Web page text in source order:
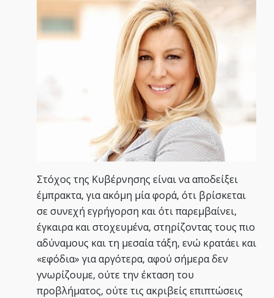
Στόχος της Κυβέρνησης είναι να αποδείξει
έμπρακτα, για ακόμη μία φορά, ότι βρίσκεται
σε συνεχή εγρήγορση και ότι παρεμβαίνει,
έγκαιρα και στοχευμένα, στηρίζοντας τους πιο
αδύναμους και τη μεσαία τάξη, ενώ κρατάει και
«εφόδια» για αργότερα, αφού σήμερα δεν
γνωρίζουμε, ούτε την έκταση του
προβλήματος, ούτε τις ακριβείς επιπτώσεις